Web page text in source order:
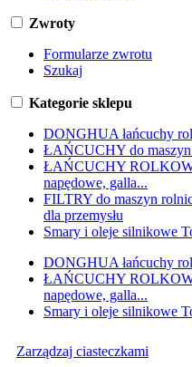
Zwroty
Formularze zwrotu
Szukaj
Kategorie sklepu
DONGHUA łańcuchy
ŁAŃCUCHY do
ŁAŃCUCHY
napędowe, galla...
FILTRY do maszyn
dla przemysłu
Smary i oleje silnikowe
DONGHUA łańcuchy
ŁAŃCUCHY
napędowe, galla...
Smary i oleje silnikowe
Zarządzaj ciasteczkami